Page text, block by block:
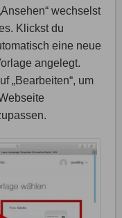
wechselst
Klickst du
eine neue
angelegt.
„Bearbeiten“, um